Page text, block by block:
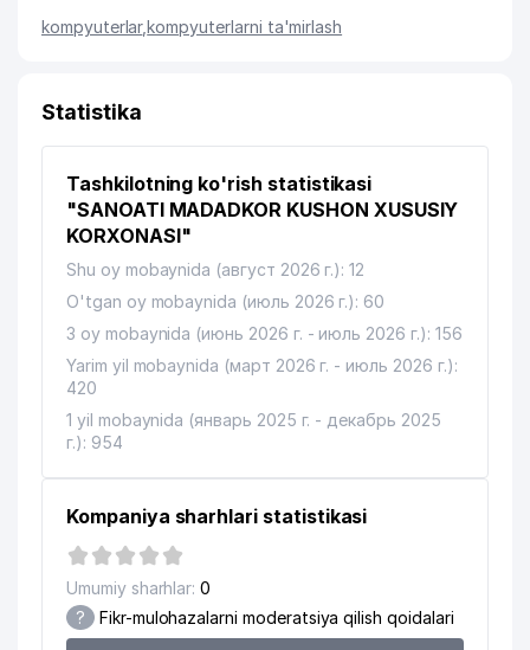
kompyuterlar,kompyuterlarni ta'mirlash
Statistika
Tashkilotning ko'rish statistikasi
"SANOATI MADADKOR KUSHON XUSUSIY
KORXONASI"
Shu oy mobaynida (август 2026 г.): 12
O'tgan oy mobaynida (июль 2026 г.): 60
3 oy mobaynida (июнь 2026 г. - июль 2026 г.): 156
Yarim yil mobaynida (март 2026 г. - июль 2026 г.):
420
1 yil mobaynida (январь 2025 г. - декабрь 2025
г.): 954
Kompaniya sharhlari statistikasi
Umumiy sharhlar: 0
? Fikr-mulohazalarni moderatsiya qilish qoidalari